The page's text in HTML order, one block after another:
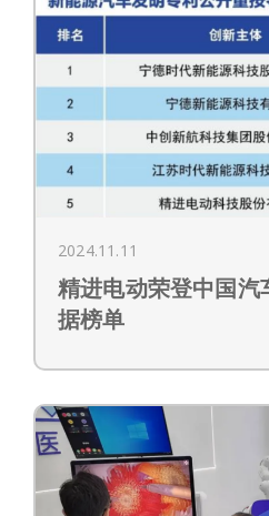
2024.11.11
精进电动荣登中国
据榜单